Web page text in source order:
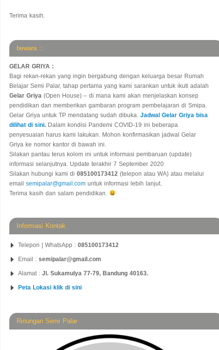
Terima kasih.
bewara ::
GELAR GRIYA :
Bagi rekan-rekan yang ingin bergabung dengan keluarga besar Rumah
Belajar Semi Palar, tahap pertama yang kami sarankan untuk ikuti adalah
Gelar Griya (Open House) – di mana kami akan menjelaskan konsep
pendidikan dan memberikan gambaran program pembelajaran di Smipa.
Gelar Griya untuk TP mendatang sudah dibuka. Jadwal Gelar Griya bisa
dilihat di sini. Dalam kondisi Pandemi COVID-19 ini beberapa
penyesuaian harus kami lakukan. Mohon konfirmasikan jadwal Gelar
Griya ke nomor kantor di bawah ini.
Silakan pantau terus kolom ini untuk informasi pembaruan (update)
informasi selanjutnya. Update terakhir 7 September 2020
Silakan hubungi kami di 085100173412 (telepon atau WA) atau melalui
email semipalar@gmail.com untuk informasi lebih lanjut.
Terima kasih dan salam pendidikan.
Informasi Kontak
Telepon | WhatsApp : 085100173412
Email : semipalar@gmail.com
Alamat : Jl. Sukamulya 77-79, Bandung 40163.
Peta Lokasi klik di sini
Ririungan Semi Palar